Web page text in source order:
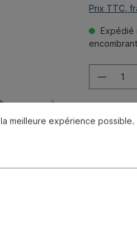
Prix TTC,
Expédié
meilleure expérience possible.